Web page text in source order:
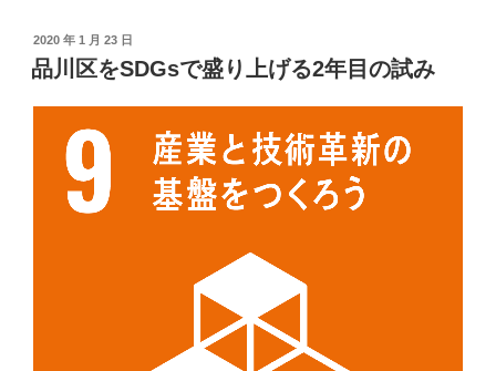
投
稿
日:
2020 年 1 月 23 日
品川区をSDGsで盛り上げる2年目の試み